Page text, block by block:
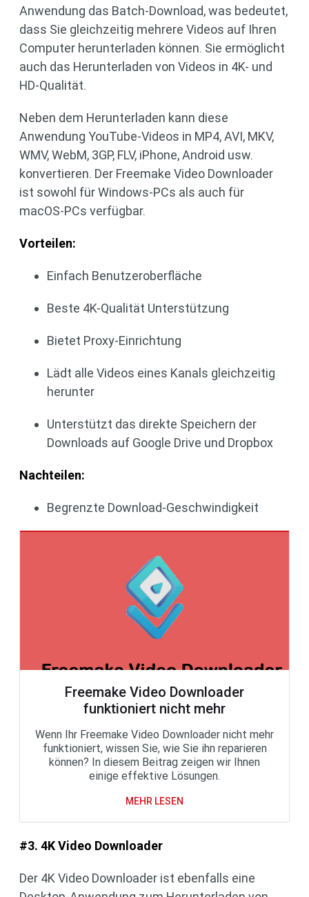
Anwendung das Batch-Download, was bedeutet,
dass Sie gleichzeitig mehrere Videos auf Ihren
Computer herunterladen können. Sie ermöglicht
auch das Herunterladen von Videos in 4K- und
HD-Qualität.
Neben dem Herunterladen kann diese
Anwendung YouTube-Videos in MP4, AVI, MKV,
WMV, WebM, 3GP, FLV, iPhone, Android usw.
konvertieren. Der Freemake Video Downloader
ist sowohl für Windows-PCs als auch für
macOS-PCs verfügbar.
Vorteilen:
Einfach Benutzeroberfläche
Beste 4K-Qualität Unterstützung
Bietet Proxy-Einrichtung
Lädt alle Videos eines Kanals gleichzeitig
herunter
Unterstützt das direkte Speichern der
Downloads auf Google Drive und Dropbox
Nachteilen:
Begrenzte Download-Geschwindigkeit
Freemake Video Downloader
funktioniert nicht mehr
Wenn Ihr Freemake Video Downloader nicht mehr
funktioniert, wissen Sie, wie Sie ihn reparieren
können? In diesem Beitrag zeigen wir Ihnen
einige effektive Lösungen.
MEHR LESEN
#3. 4K Video Downloader
Der 4K Video Downloader ist ebenfalls eine